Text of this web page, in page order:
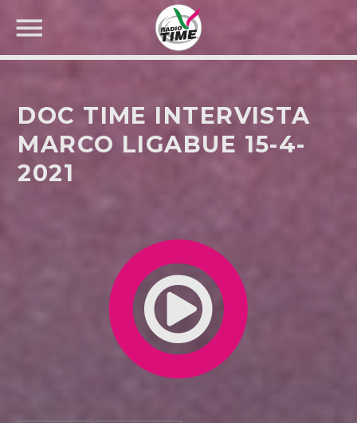
CERCA NEL SITO WEB:
DOC TIME INTERVISTA
MARCO LIGABUE 15-4-
2021